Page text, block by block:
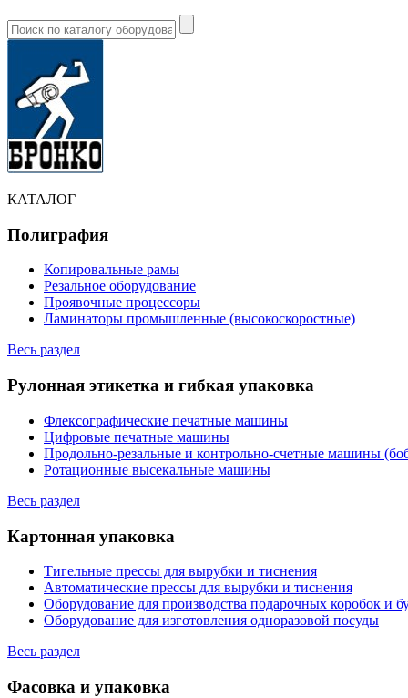
КАТАЛОГ
Полиграфия
Копировальные рамы
Резальное оборудование
Проявочные процессоры
Ламинаторы промышленные (высокоскоростные)
Весь раздел
Рулонная этикетка и гибкая упаковка
Флексографические печатные машины
Цифровые печатные машины
Продольно-резальные и контрольно-счетные машины
Ротационные высекальные машины
Весь раздел
Картонная упаковка
Тигельные прессы для вырубки и тиснения
Автоматические прессы для вырубки и тиснения
Оборудование для производства подарочных коробок и
Оборудование для изготовления одноразовой посуды
Весь раздел
Фасовка и упаковка